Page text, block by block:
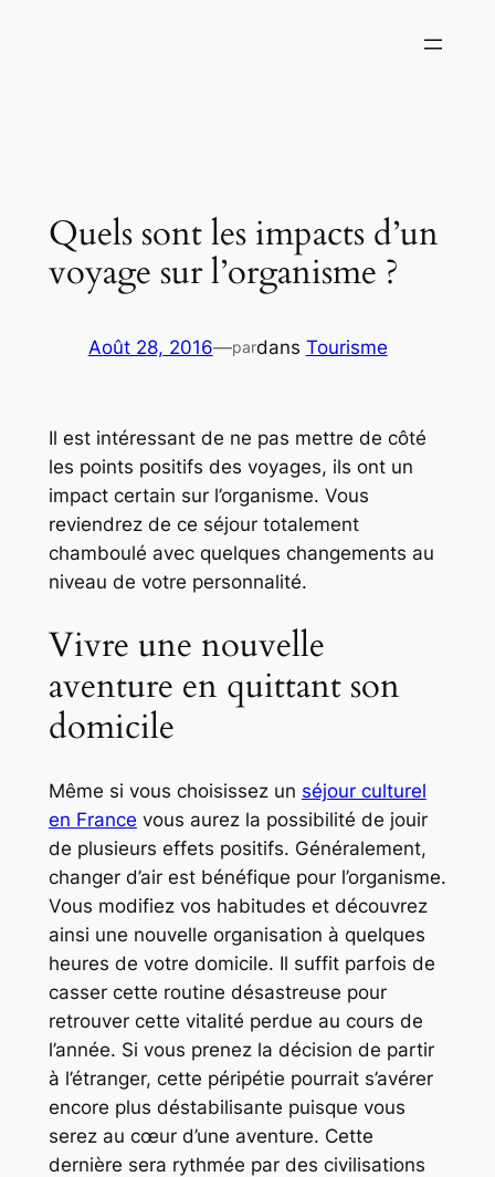
Quels sont les impacts d’un
voyage sur l’organisme ?
Août 28, 2016—pardans Tourisme
Il est intéressant de ne pas mettre de côté
les points positifs des voyages, ils ont un
impact certain sur l’organisme. Vous
reviendrez de ce séjour totalement
chamboulé avec quelques changements au
niveau de votre personnalité.
Vivre une nouvelle
aventure en quittant son
domicile
Même si vous choisissez un séjour culturel
en France vous aurez la possibilité de jouir
de plusieurs effets positifs. Généralement,
changer d’air est bénéfique pour l’organisme.
Vous modifiez vos habitudes et découvrez
ainsi une nouvelle organisation à quelques
heures de votre domicile. Il suffit parfois de
casser cette routine désastreuse pour
retrouver cette vitalité perdue au cours de
l’année. Si vous prenez la décision de partir
à l’étranger, cette péripétie pourrait s’avérer
encore plus déstabilisante puisque vous
serez au cœur d’une aventure. Cette
dernière sera rythmée par des civilisations